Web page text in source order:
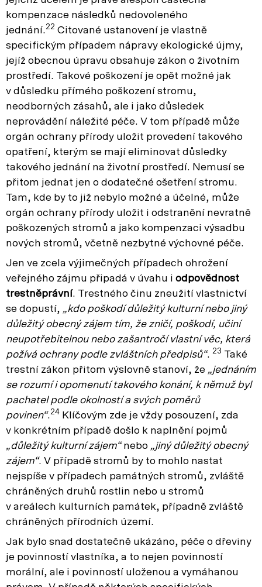
kompenzace následků nedovoleného
jednání.22 Citované ustanovení je vlastně
specifickým případem nápravy ekologické újmy,
jejíž obecnou úpravu obsahuje zákon o životním
prostředí. Takové poškození je opět možné jak
v důsledku přímého poškození stromu,
neodborných zásahů, ale i jako důsledek
neprovádění náležité péče. V tom případě může
orgán ochrany přírody uložit provedení takového
opatření, kterým se mají eliminovat důsledky
takového jednání na životní prostředí. Nemusí se
přitom jednat jen o dodatečné ošetření stromu.
Tam, kde by to již nebylo možné a účelné, může
orgán ochrany přírody uložit i odstranění nevratně
poškozených stromů a jako kompenzaci výsadbu
nových stromů, včetně nezbytné výchovné péče.
Jen ve zcela výjimečných případech ohrožení
veřejného zájmu připadá v úvahu i odpovědnost
trestněprávní. Trestného činu zneužití vlastnictví
se dopustí, „kdo poškodí důležitý kulturní nebo jiný
důležitý obecný zájem tím, že zničí, poškodí, učiní
neupotřebitelnou nebo zašantročí vlastní věc, která
požívá ochrany podle zvláštních předpisů“. 23 Také
trestní zákon přitom výslovně stanoví, že „jednáním
se rozumí i opomenutí takového konání, k němuž byl
pachatel podle okolností a svých poměrů
povinen“.24 Klíčovým zde je vždy posouzení, zda
v konkrétním případě došlo k naplnění pojmů
„důležitý kulturní zájem“nebo „jiný důležitý obecný
zájem“. V případě stromů by to mohlo nastat
nejspíše v případech památných stromů, zvláště
chráněných druhů rostlin nebo u stromů
v areálech kulturních památek, případně zvláště
chráněných přírodních území.
Jak bylo snad dostatečně ukázáno, péče o dřeviny
je povinností vlastníka, a to nejen povinností
morální, ale i povinností uloženou a vymáhanou